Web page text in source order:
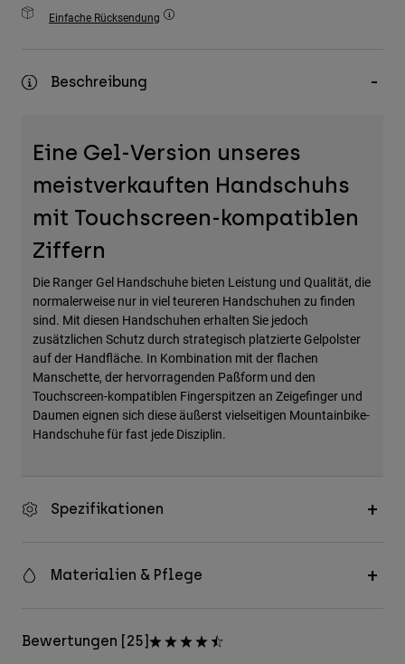
Zubehör
Taschen & Rucksäcke
Einfache Rücksendung
Beschreibung
Eine Gel-Version unseres
meistverkauften Handschuhs
mit Touchscreen-kompatiblen
Ziffern
Die Ranger Gel Handschuhe bieten Leistung und Qualität, die
normalerweise nur in viel teureren Handschuhen zu finden
sind. Mit diesen Handschuhen erhalten Sie jedoch
zusätzlichen Schutz durch strategisch platzierte Gelpolster
auf der Handfläche. In Kombination mit der flachen
Manschette, der hervorragenden Paßform und den
Touchscreen-kompatiblen Fingerspitzen an Zeigefinger und
Daumen eignen sich diese äußerst vielseitigen Mountainbike-
Handschuhe für fast jede Disziplin.
Spezifikationen
Materialien & Pflege
Bewertungen [25]